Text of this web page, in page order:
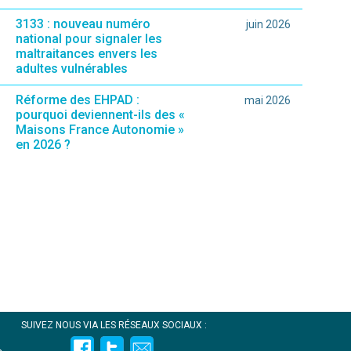
sur le site.)
3133 : nouveau numéro
national pour signaler les
maltraitances envers les
adultes vulnérables
juin 2026
Réforme des EHPAD :
pourquoi deviennent-ils des «
Maisons France Autonomie »
en 2026 ?
mai 2026
SUIVEZ NOUS VIA LES RÉSEAUX SOCIAUX :